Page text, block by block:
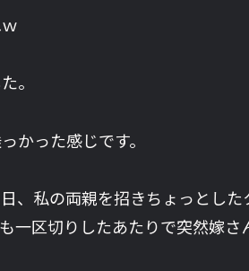
。
かった感じです。
、私の両親を招きちょっとし
一区切りしたあたりで突然嫁さ